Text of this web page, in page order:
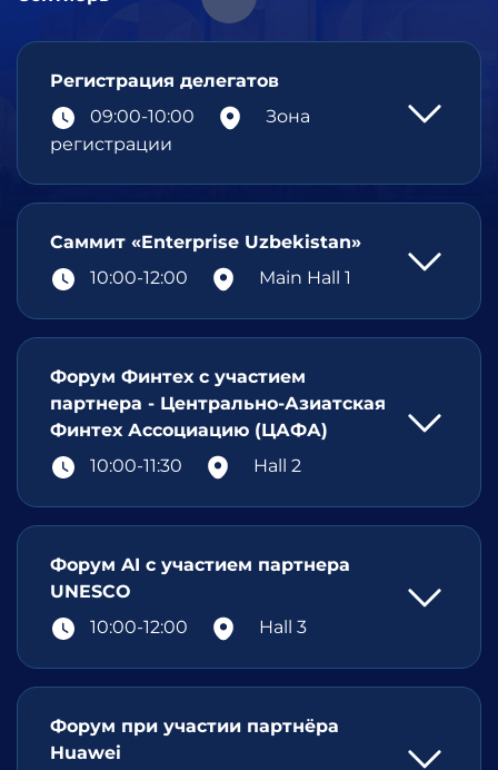
Регистрация делегатов
09:00-10:00
Зона
регистрации
Саммит «Enterprise Uzbekistan»
10:00-12:00
Main Hall 1
Форум Финтех с участием
партнера - Центрально-Азиатская
Финтех Ассоциацию (ЦАФА)
10:00-11:30
Hall 2
Форум AI с участием партнера
UNESCO
10:00-12:00
Hall 3
Форум при участии партнёра
Huawei